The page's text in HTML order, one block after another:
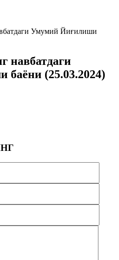
Умумий Йиғилиши
навбатдаги
(25.03.2024)